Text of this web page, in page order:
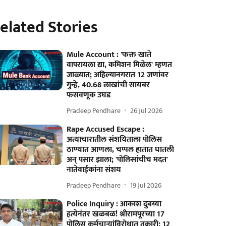
Stories
Mule Account : 'फक्त खाते
वापरायला द्या, कमिशन मिळेल' म्हणत
जाळ्यात; अहिल्यानगरात 12 जणांवर
गुन्हे, 40.68 लाखांची सायबर
फसवणूक उघड
Pradeep Pendhare 26 Jul 2026
Rape Accused Escape :
अत्याचारातील संशयिताला पोलिस
ठाण्यात आणला, चप्पल हातात घातली
अन् पसार झाला; 'पोलिसांचीच मदत'
नातेवाईकांना संशय
Pradeep Pendhare 19 Jul 2026
Police Inquiry : आकाश दुबय्या
हत्येनंतर खळबळ! श्रीरामपूरच्या 17